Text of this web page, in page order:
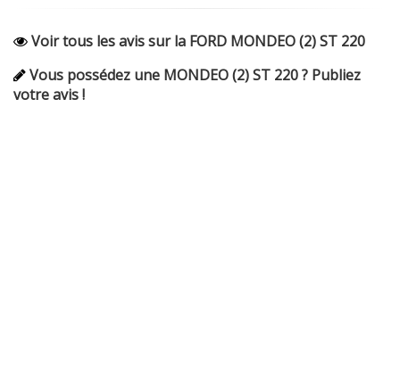
Voir tous les avis sur la FORD MONDEO (2) ST 220
Vous possédez une MONDEO (2) ST 220 ? Publiez
votre avis !